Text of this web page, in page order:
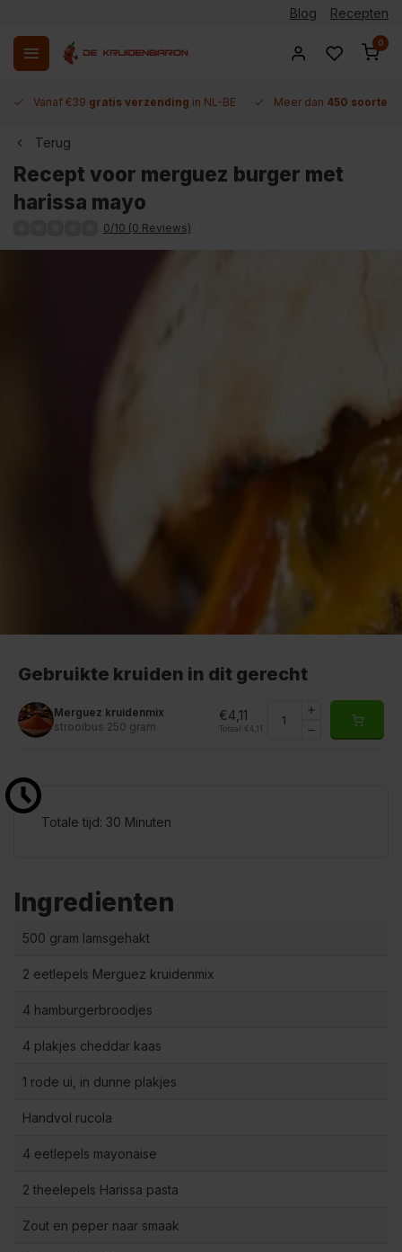
Blog Recepten
0
Vanaf €39 gratis verzending in NL-BE Meer dan 450 soorten
Terug
Recept voor merguez burger met
harissa mayo
0/10 (0 Reviews)
Gebruikte kruiden in dit gerecht
Merguez kruidenmix
strooibus 250 gram
€4,11
Totaal: €4,11
Ingredienten
500 gram lamsgehakt
2 eetlepels Merguez kruidenmix
4 hamburgerbroodjes
4 plakjes cheddar kaas
1 rode ui, in dunne plakjes
Handvol rucola
4 eetlepels mayonaise
2 theelepels Harissa pasta
Zout en peper naar smaak
Totale tijd: 30 Minuten